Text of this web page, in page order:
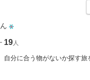
19
自分に合う物がないか探す旅